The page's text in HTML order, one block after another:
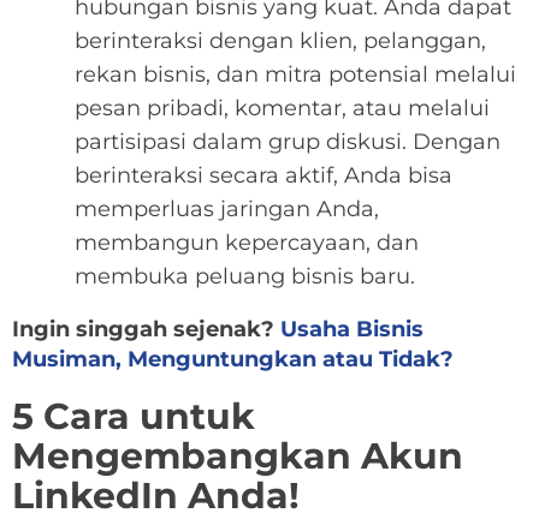
hubungan bisnis yang kuat. Anda dapat
berinteraksi dengan klien, pelanggan,
rekan bisnis, dan mitra potensial melalui
pesan pribadi, komentar, atau melalui
partisipasi dalam grup diskusi. Dengan
berinteraksi secara aktif, Anda bisa
memperluas jaringan Anda,
membangun kepercayaan, dan
membuka peluang bisnis baru.
Ingin singgah sejenak? Usaha Bisnis
Musiman, Menguntungkan atau Tidak?
5 Cara untuk
Mengembangkan Akun
LinkedIn Anda!